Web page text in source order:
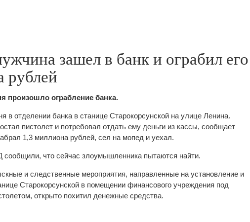
зашел в банк и ограбил его
рублей
произошло ограбление банка.
в отделении банка в станице Старокорсунской на улице Ленина.
пистолет и потребовал отдать ему деньги из кассы, сообщает
1,3 миллиона рублей, сел на мопед и уехал.
сообщили, что сейчас злоумышленника пытаются найти.
и следственные мероприятия, направленные на установление и
Старокорсунской в помещении финансового учреждения под
открыто похитил денежные средства.